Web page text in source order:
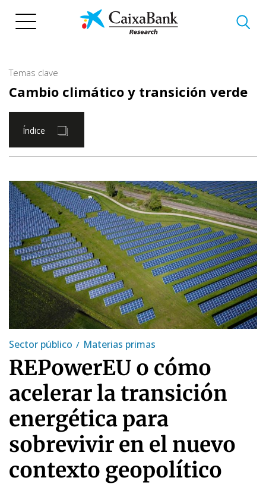
Temas clave
Cambio climático y transición verde
Índice
Sector público Materias primas
REPowerEU o cómo
acelerar la transición
energética para
sobrevivir en el nuevo
contexto geopolítico